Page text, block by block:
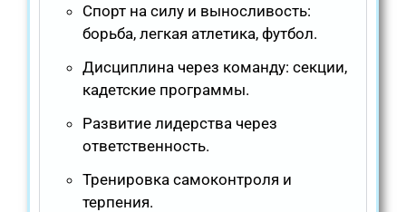
Спорт на силу и выносливость:
борьба, легкая атлетика, футбол.
Дисциплина через команду: секции,
кадетские программы.
Развитие лидерства через
ответственность.
Тренировка самоконтроля и
терпения.